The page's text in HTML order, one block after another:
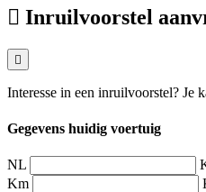
Inruilvoorstel
Interesse in een inruilvoorstel? Je
Gegevens huidig voertuig
NL
Km